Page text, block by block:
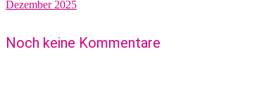
Dezember 2025
Noch keine Kommentare